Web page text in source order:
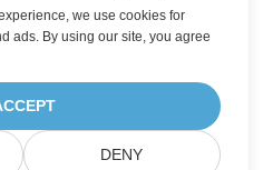
we use cookies for
ads. By using our site, you agree
DENY